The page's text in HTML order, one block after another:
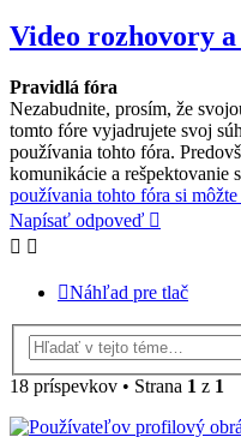
Video rozhovory
Pravidlá fóra
Nezabudnite, prosím, že
tomto fóre vyjadrujete svoj
používania tohto fóra.
komunikácie a rešpektovanie
používania tohto fóra si
Napísať odpoveď
Náhľad pre tlač
18 príspevkov • Strana 1 z 1